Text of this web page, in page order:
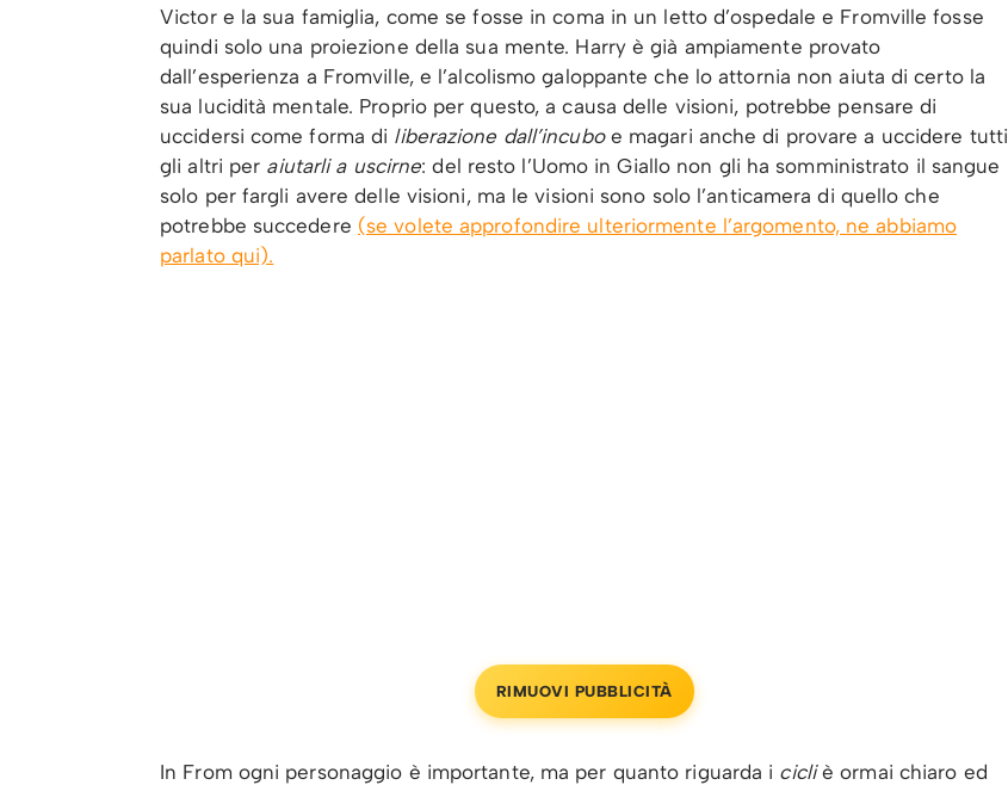
Victor e la sua famiglia, come se fosse in coma in un letto d’ospedale e Fromville fosse
quindi solo una proiezione della sua mente. Harry è già ampiamente provato
dall’esperienza a Fromville, e l’alcolismo galoppante che lo attornia non aiuta di certo la
sua lucidità mentale. Proprio per questo, a causa delle visioni, potrebbe pensare di
uccidersi come forma di liberazione dall’incubo e magari anche di provare a uccidere tutti
gli altri per aiutarli a uscirne: del resto l’Uomo in Giallo non gli ha somministrato il sangue
solo per fargli avere delle visioni, ma le visioni sono solo l’anticamera di quello che
potrebbe succedere (se volete approfondire ulteriormente l’argomento, ne abbiamo
parlato qui).
RIMUOVI PUBBLICITÀ
In From ogni personaggio è importante, ma per quanto riguarda i cicliè ormai chiaro ed